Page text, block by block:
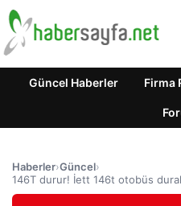
Güncel Haberler Firma
Haberler›Güncel›
146T durur! İett 146t otobüs